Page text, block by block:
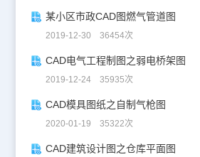
某小区市政CAD图燃气管道图
2019-12-30 36454次
CAD电气工程制图之弱电桥架图
2019-12-24 35935次
CAD模具图纸之自制气枪图
2020-01-19 35322次
CAD建筑设计图之仓库平面图